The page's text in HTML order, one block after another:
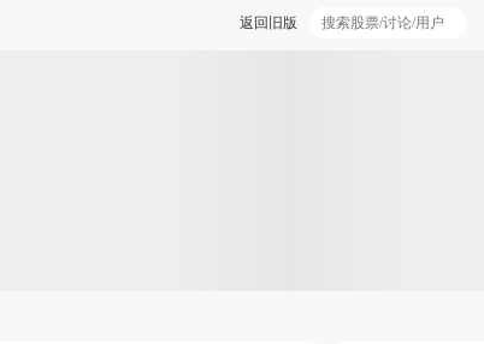
返回旧版